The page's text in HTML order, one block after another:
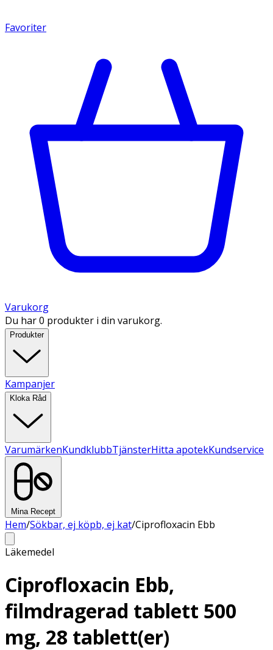
Favoriter
Varukorg
Du har 0 produkter i din varukorg.
Produkter
Kampanjer
Kloka Råd
VarumärkenKundklubbTjänsterHitta apotekKundservice
Mina Recept
Hem/Sökbar, ej köpb, ej kat/Ciprofloxacin Ebb
Läkemedel
Ciprofloxacin Ebb,
filmdragerad tablett 500
mg, 28 tablett(er)